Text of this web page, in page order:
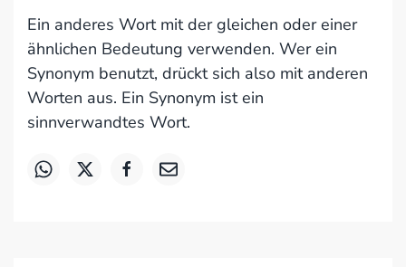
Ein anderes Wort mit der gleichen oder einer
ähnlichen Bedeutung verwenden. Wer ein
Synonym benutzt, drückt sich also mit anderen
Worten aus. Ein Synonym ist ein
sinnverwandtes Wort.